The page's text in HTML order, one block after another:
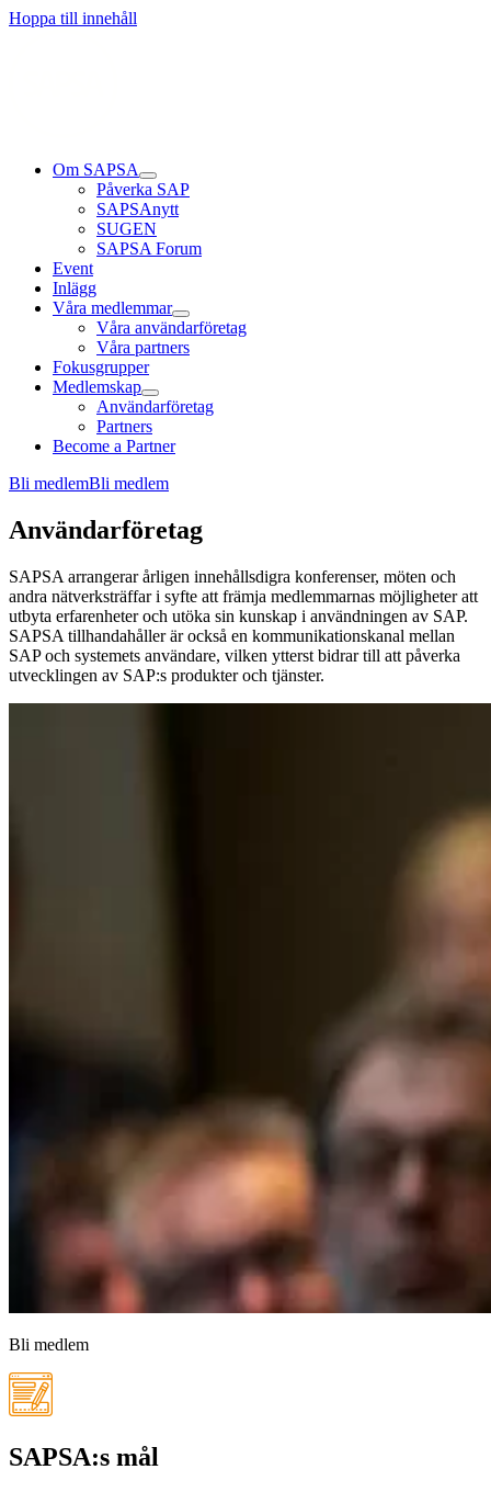
Hoppa till innehåll
Om SAPSA
Påverka SAP
SAPSAnytt
SUGEN
SAPSA Forum
Event
Inlägg
Våra medlemmar
Våra användarföretag
Våra partners
Fokusgrupper
Medlemskap
Användarföretag
Partners
Become a Partner
Bli medlemBli medlem
Användarföretag
SAPSA arrangerar årligen innehållsdigra konferenser, möten och
andra nätverksträffar i syfte att främja medlemmarnas möjligheter att
utbyta erfarenheter och utöka sin kunskap i användningen av SAP.
SAPSA tillhandahåller är också en kommunikationskanal mellan
SAP och systemets användare, vilken ytterst bidrar till att påverka
utvecklingen av SAP:s produkter och tjänster.
Bli medlem
SAPSA:s mål